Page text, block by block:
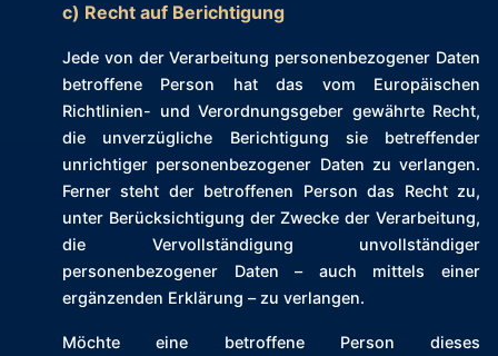
c) Recht auf Berichtigung
Jede von der Verarbeitung personenbezogener Daten
betroffene Person hat das vom Europäischen
Richtlinien- und Verordnungsgeber gewährte Recht,
die unverzügliche Berichtigung sie betreffender
unrichtiger personenbezogener Daten zu verlangen.
Ferner steht der betroffenen Person das Recht zu,
unter Berücksichtigung der Zwecke der Verarbeitung,
die Vervollständigung unvollständiger
personenbezogener Daten – auch mittels einer
ergänzenden Erklärung – zu verlangen.
Möchte eine betroffene Person dieses